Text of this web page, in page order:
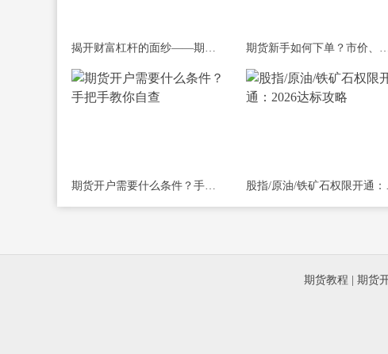
揭开财富杠杆的面纱——期货新手开户与 期货新手如何下单？市价
期货开户需要什么条件？手把手教你自查 股指/
期货教程 期货